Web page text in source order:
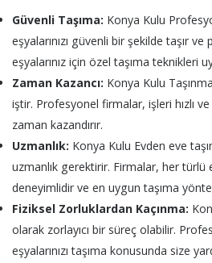
Güvenli Taşıma: Konya Kulu
eşyalarınızı güvenli bir şekilde taşır ve
eşyalarınız için özel taşıma teknikleri
Zaman Kazancı: Konya Kulu
iştir. Profesyonel firmalar, işleri hızlı
zaman kazandırır.
Uzmanlık: Konya Kulu Evden eve
uzmanlık gerektirir. Firmalar, her türlü
deneyimlidir ve en uygun taşıma
Fiziksel Zorluklardan Kaçınma:
olarak zorlayıcı bir süreç olabilir.
eşyalarınızı taşıma konusunda size